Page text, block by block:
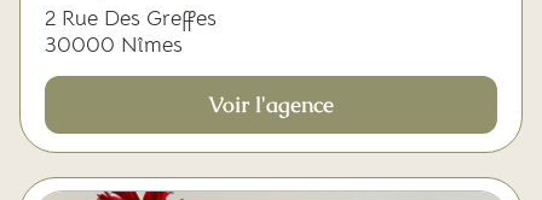
2 Rue Des Greffes
30000 Nîmes
Voir l'agence